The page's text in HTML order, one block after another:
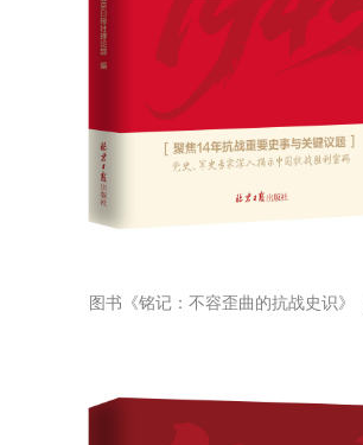
图书《铭记：不容歪曲的抗战史识》